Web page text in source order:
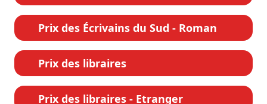
Prix des Écrivains du Sud - Roman
Prix des libraires
Prix des libraires - Etranger